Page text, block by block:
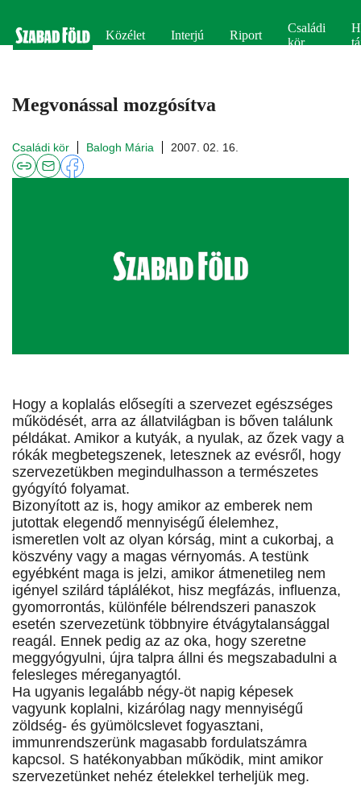
Közélet Interjú Riport
Családi
kör
Megvonással mozgósítva
Családi kör Balogh Mária 2007. 02. 16.
Hogy a koplalás elősegíti a szervezet egészséges
működését, arra az állatvilágban is bőven találunk
példákat. Amikor a kutyák, a nyulak, az őzek vagy a
rókák megbetegszenek, letesznek az evésről, hogy
szervezetükben megindulhasson a természetes
gyógyító folyamat.
Bizonyított az is, hogy amikor az emberek nem
jutottak elegendő mennyiségű élelemhez,
ismeretlen volt az olyan kórság, mint a cukorbaj, a
köszvény vagy a magas vérnyomás. A testünk
egyébként maga is jelzi, amikor átmenetileg nem
igényel szilárd táplálékot, hisz megfázás, influenza,
gyomorrontás, különféle bélrendszeri panaszok
esetén szervezetünk többnyire étvágytalansággal
reagál. Ennek pedig az az oka, hogy szeretne
meggyógyulni, újra talpra állni és megszabadulni a
felesleges méreganyagtól.
Ha ugyanis legalább négy-öt napig képesek
vagyunk koplalni, kizárólag nagy mennyiségű
zöldség- és gyümölcslevet fogyasztani,
immunrendszerünk magasabb fordulatszámra
kapcsol. S hatékonyabban működik, mint amikor
szervezetünket nehéz ételekkel terheljük meg.